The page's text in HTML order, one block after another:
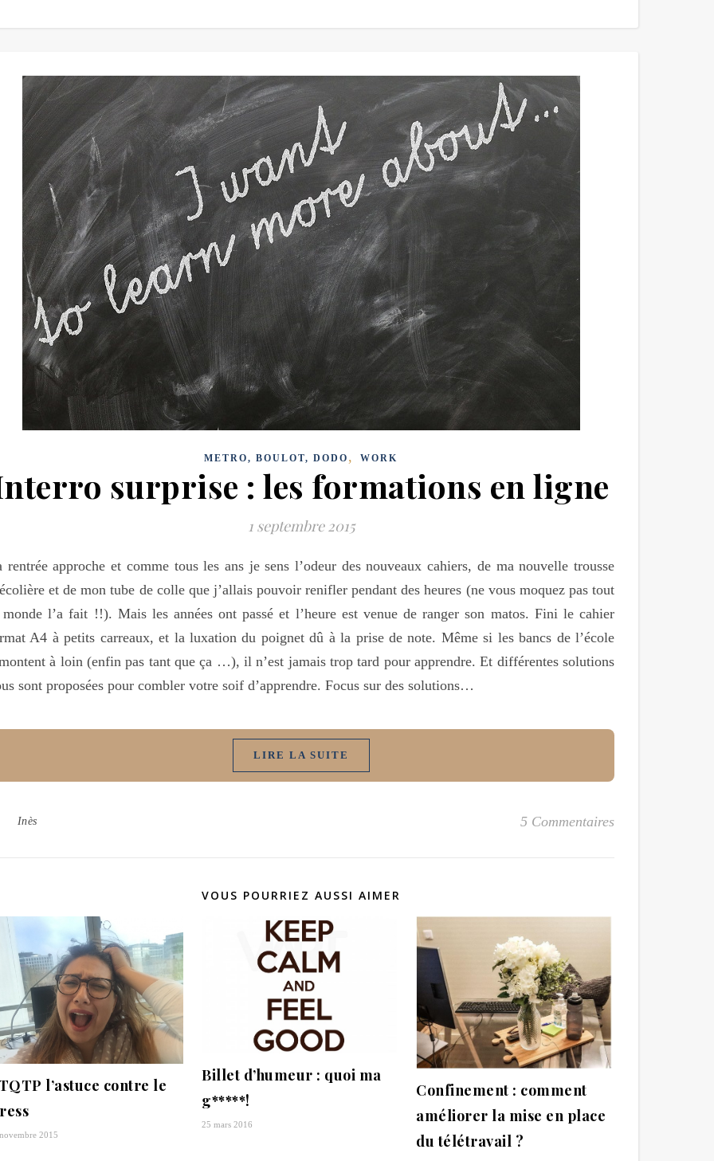
METRO, BOULOT, DODO , WORK
surprise : les formations en ligne
1 septembre 2015
rentrée approche et comme tous les ans je sens l’odeur des nouveaux cahiers, de ma nouvelle trousse
et de mon tube de colle que j’allais pouvoir renifler pendant des heures (ne vous moquez pas tout
l’a fait !!). Mais les années ont passé et l’heure est venue de ranger son matos. Fini le cahier
A4 à petits carreaux, et la luxation du poignet dû à la prise de note. Même si les bancs de l’école
à loin (enfin pas tant que ça …), il n’est jamais trop tard pour apprendre. Et différentes solutions
sont proposées pour combler votre soif d’apprendre. Focus sur des solutions…
LIRE LA SUITE
Inès 5 Commentaires
VOUS POURRIEZ AUSSI AIMER
l’astuce contre le
2015
Billet d’humeur : quoi ma
g*****!
25 mars 2016
Confinement : comment
améliorer la mise en place
du télétravail ?